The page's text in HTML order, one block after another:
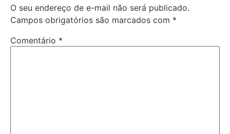
O seu endereço de e-mail não será publicado.
Campos obrigatórios são marcados com *
Comentário *